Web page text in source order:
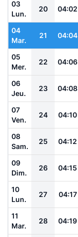
03
Lun.
20 04:02
04
Mar.
21 04:04
05
Mer.
22 04:06
06
Jeu.
23 04:08
07
Ven.
24 04:10
08
Sam.
25 04:12
09
Dim.
26 04:15
10
Lun.
27 04:17
11
Mar.
28 04:19